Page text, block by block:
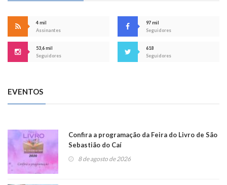
4 mil
Assinantes
97 mil
Seguidores
53,6 mil
Seguidores
618
Seguidores
EVENTOS
Confira a programação da Feira do Livro de São
Sebastião do Caí
8 de agosto de 2026